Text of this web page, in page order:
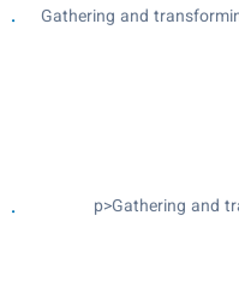
- Gathering and
-
- Creating and
<p>Gathering